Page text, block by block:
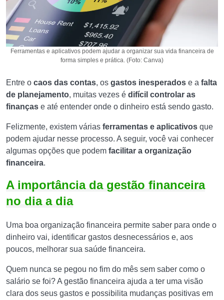
Ferramentas e aplicativos podem ajudar a organizar sua vida financeira de
forma simples e prática. (Foto: Canva)
Entre o caos das contas, os gastos inesperados e a falta
de planejamento, muitas vezes é difícil controlar as
finanças e até entender onde o dinheiro está sendo gasto.
Felizmente, existem várias ferramentas e aplicativos que
podem ajudar nesse processo. A seguir, você vai conhecer
algumas opções que podem facilitar a organização
financeira.
A importância da gestão financeira
no dia a dia
Uma boa organização financeira permite saber para onde o
dinheiro vai, identificar gastos desnecessários e, aos
poucos, melhorar sua saúde financeira.
Quem nunca se pegou no fim do mês sem saber como o
salário se foi? A gestão financeira ajuda a ter uma visão
clara dos seus gastos e possibilita mudanças positivas em